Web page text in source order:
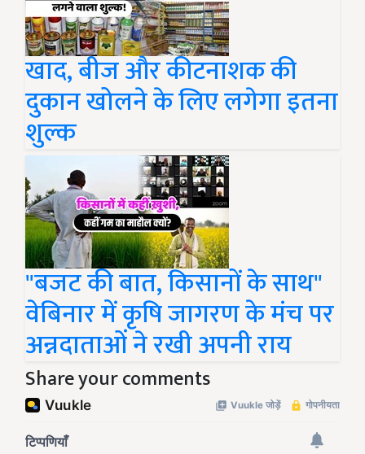
खाद, बीज और कीटनाशक की
दुकान खोलने के लिए लगेगा इतना
शुल्क
"बजट की बात, किसानों के साथ"
वेबिनार में कृषि जागरण के मंच पर
अन्नदाताओं ने रखी अपनी राय
Share your comments